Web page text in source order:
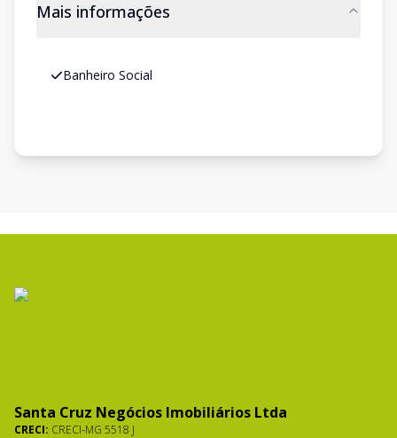
Mais informações
Banheiro Social
Santa Cruz Negócios Imobiliários Ltda
CRECI: CRECI-MG 5518 J